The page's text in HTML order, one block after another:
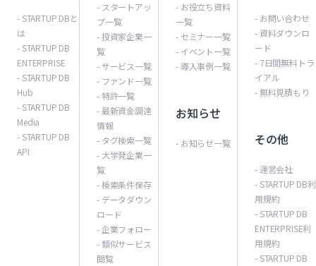
- STARTUP DBと
は
- STARTUP DB
ENTERPRISE
- STARTUP DB
Hub
- STARTUP DB
Media
- STARTUP DB
API
- スタートアッ
プ一覧
- 投資家企業一
覧
- サービス一覧
- ファンド一覧
- 特許一覧
- 最新資金調達
情報
- タグ検索一覧
- 大学発企業一
覧
- 検索条件保存
- データダウン
ロード
- 企業フォロー
- 類似サービス
閲覧
- お役立ち資料
一覧
- セミナー一覧
- イベント一覧
- 導入事例一覧
お知らせ
- お知らせ一覧
- お問い合わせ
- 資料ダウンロ
ード
- 7日間無料トラ
イアル
- 無料見積もり
その他
- 運営会社
- STARTUP DB利
用規約
- STARTUP DB
ENTERPRISE利
用規約
- STARTUP DB